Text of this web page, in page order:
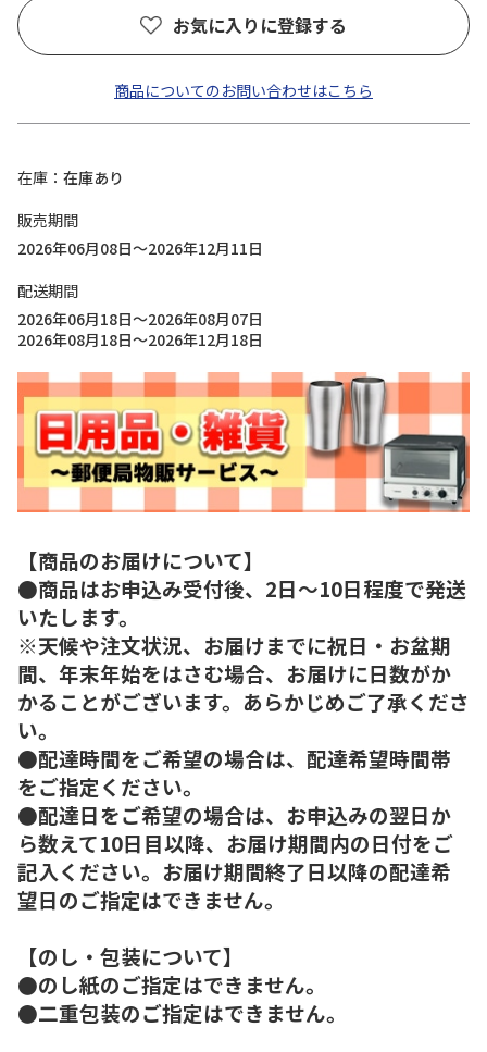
お気に入りに登録する
商品についてのお問い合わせはこちら
在庫
在庫あり
販売期間
2026年06月08日～2026年12月11日
配送期間
2026年06月18日～2026年08月07日
2026年08月18日～2026年12月18日
【商品のお届けについて】
●商品はお申込み受付後、2日～10日程度で発送
いたします。
※天候や注文状況、お届けまでに祝日・お盆期
間、年末年始をはさむ場合、お届けに日数がか
かることがございます。あらかじめご了承くださ
い。
●配達時間をご希望の場合は、配達希望時間帯
をご指定ください。
●配達日をご希望の場合は、お申込みの翌日か
ら数えて10日目以降、お届け期間内の日付をご
記入ください。お届け期間終了日以降の配達希
望日のご指定はできません。
【のし・包装について】
●のし紙のご指定はできません。
●二重包装のご指定はできません。